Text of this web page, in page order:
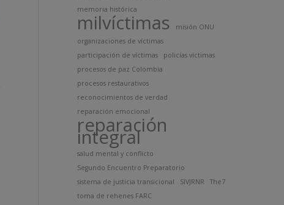
memoria histórica
milvíctimas
misión ONU
organizaciones de víctimas
participación de víctimas
policías víctimas
procesos de paz Colombia
procesos restaurativos
reconocimientos de verdad
reparación emocional
reparación
integral
salud mental y conflicto
Segundo Encuentro Preparatorio
sistema de justicia transicional
SIVJRNR
The7
toma de rehenes FARC